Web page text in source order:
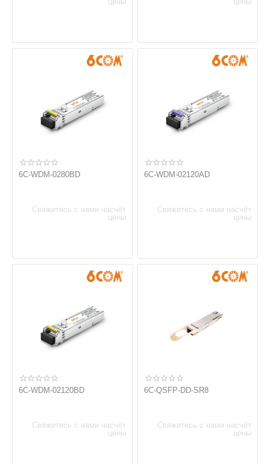
6C-WDM-0280BD
Свяжитесь с нами насчёт
цены
6C-WDM-02120AD
Свяжитесь с нами насчёт
цены
6C-WDM-02120BD
Свяжитесь с нами насчёт
цены
6C-QSFP-DD-SR8
Свяжитесь с нами насчёт
цены